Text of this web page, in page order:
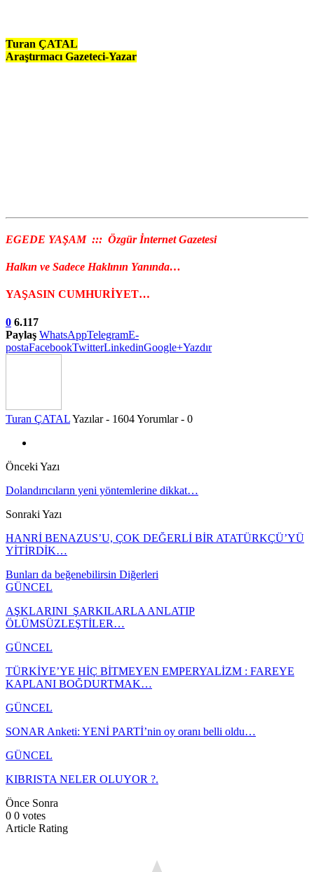
Turan ÇATAL
Araştırmacı Gazeteci-Yazar
EGEDE YAŞAM ::: Özgür İnternet Gazetesi
Halkın ve Sadece Haklının Yanında…
YAŞASIN CUMHURİYET…
0 6.117
Paylaş WhatsAppTelegramE-
postaFacebookTwitterLinkedinGoogle+Yazdır
Turan ÇATALYazılar - 1604Yorumlar - 0
Önceki Yazı
Dolandırıcıların yeni yöntemlerine dikkat…
Sonraki Yazı
HANRİ BENAZUS’U, ÇOK DEĞERLİ BİR ATATÜRKÇÜ’YÜ
YİTİRDİK…
Bunları da beğenebilirsin Diğerleri
GÜNCEL
AŞKLARINI ŞARKILARLA ANLATIP
ÖLÜMSÜZLEŞTİLER…
GÜNCEL
TÜRKİYE’YE HİÇ BİTMEYEN EMPERYALİZM : FAREYE
KAPLANI BOĞDURTMAK…
GÜNCEL
SONAR Anketi: YENİ PARTİ’nin oy oranı belli oldu…
GÜNCEL
KIBRISTA NELER OLUYOR ?.
Önce Sonra
0 0 votes
Article Rating